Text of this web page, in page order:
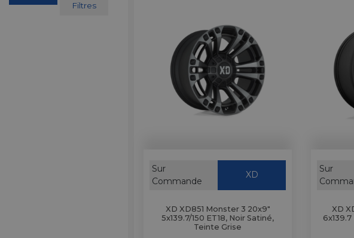
Filtres
Sur
Commande
XD
XD XD851 Monster 3 20x9"
5x139.7/150 ET18, Noir Satiné,
Teinte Grise
Sur
XD